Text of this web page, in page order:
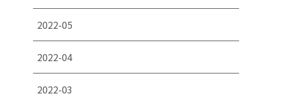
2022-05
2022-04
2022-03